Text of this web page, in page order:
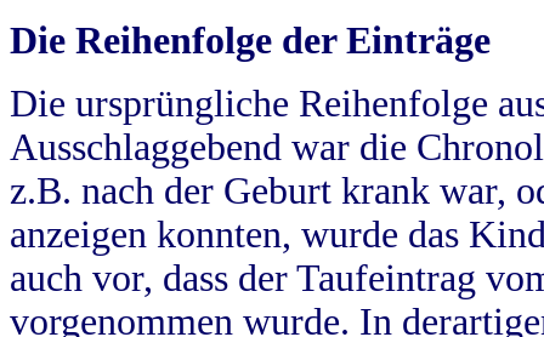
Die Reihenfolge der Einträge
Die ursprüngliche Reihenfolge
Ausschlaggebend war die
z.B. nach der Geburt krank war,
anzeigen konnten, wurde das
auch vor, dass der Taufeintrag
vorgenommen wurde. In